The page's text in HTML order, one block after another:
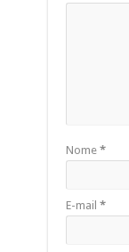
Nome *
E-mail *